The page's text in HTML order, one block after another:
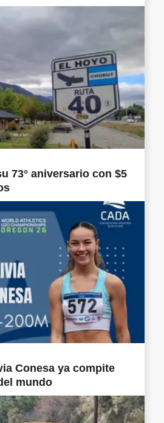
73° aniversario con $5
Conesa ya compite
mundo